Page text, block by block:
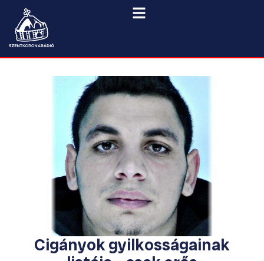
Cigányok gyilkosságainak